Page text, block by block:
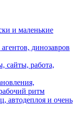
и маленькие
динозавров
сайты, работа,
ритм
автодеплоя и очень